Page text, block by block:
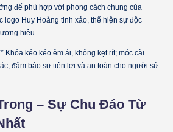
để phù hợp với phong cách chung của
logo Huy Hoàng tinh xảo, thể hiện sự độc
hiệu.
kéo kéo êm ái, không kẹt rít; móc cài
đảm bảo sự tiện lợi và an toàn cho người sử
– Sự Chu Đáo Từ